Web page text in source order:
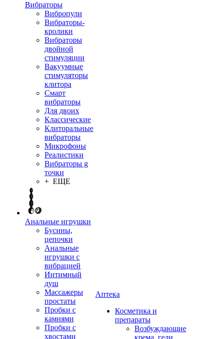
Вибраторы
Вибропули
Вибраторы-
кролики
Вибраторы
двойной
стимуляции
Вакуумные
стимуляторы
клитора
Смарт
вибраторы
Для двоих
Классические
Клиторальные
вибраторы
Микрофоны
Реалистики
Вибраторы g
точки
+ ЕЩЕ
Анальные игрушки
Бусины,
цепочки
Анальные
игрушки с
вибрацией
Интимный
душ
Массажеры
простаты
Пробки с
камнями
Пробки с
хвостами
Аптека
Косметика и
препараты
Возбуждающие
крема, гели